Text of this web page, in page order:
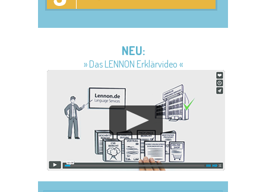
NEU:
» Das LENNON Erklärvideo «